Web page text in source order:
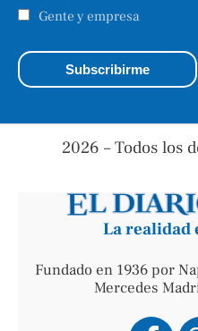
Gente y empresa
2026 – Todos los
La realidad
Fundado en 1936 por
Mercedes